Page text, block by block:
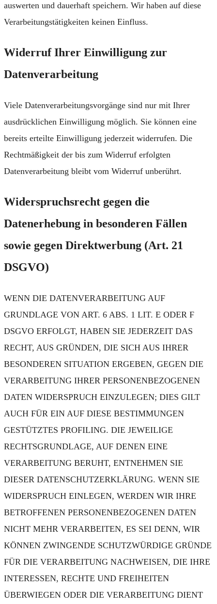
auswerten und dauerhaft speichern. Wir haben auf diese
Verarbeitungstätigkeiten keinen Einfluss.
Widerruf Ihrer Einwilligung zur
Datenverarbeitung
Viele Datenverarbeitungsvorgänge sind nur mit Ihrer
ausdrücklichen Einwilligung möglich. Sie können eine
bereits erteilte Einwilligung jederzeit widerrufen. Die
Rechtmäßigkeit der bis zum Widerruf erfolgten
Datenverarbeitung bleibt vom Widerruf unberührt.
Widerspruchsrecht gegen die
Datenerhebung in besonderen Fällen
sowie gegen Direktwerbung (Art. 21
DSGVO)
WENN DIE DATENVERARBEITUNG AUF
GRUNDLAGE VON ART. 6 ABS. 1 LIT. E ODER F
DSGVO ERFOLGT, HABEN SIE JEDERZEIT DAS
RECHT, AUS GRÜNDEN, DIE SICH AUS IHRER
BESONDEREN SITUATION ERGEBEN, GEGEN DIE
VERARBEITUNG IHRER PERSONENBEZOGENEN
DATEN WIDERSPRUCH EINZULEGEN; DIES GILT
AUCH FÜR EIN AUF DIESE BESTIMMUNGEN
GESTÜTZTES PROFILING. DIE JEWEILIGE
RECHTSGRUNDLAGE, AUF DENEN EINE
VERARBEITUNG BERUHT, ENTNEHMEN SIE
DIESER DATENSCHUTZERKLÄRUNG. WENN SIE
WIDERSPRUCH EINLEGEN, WERDEN WIR IHRE
BETROFFENEN PERSONENBEZOGENEN DATEN
NICHT MEHR VERARBEITEN, ES SEI DENN, WIR
KÖNNEN ZWINGENDE SCHUTZWÜRDIGE GRÜNDE
FÜR DIE VERARBEITUNG NACHWEISEN, DIE IHRE
INTERESSEN, RECHTE UND FREIHEITEN
ÜBERWIEGEN ODER DIE VERARBEITUNG DIENT